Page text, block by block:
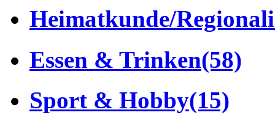
Heimatkunde/
Essen & Trinken(58)
Sport & Hobby(15)